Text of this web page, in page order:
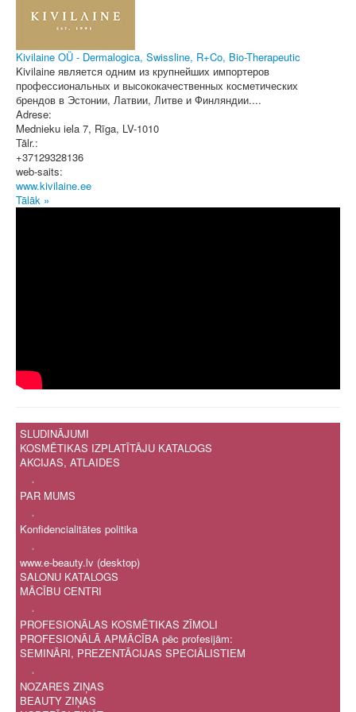
Kivilaine OÜ - Dermalogica, Swissline, R+Co, Bio-Therapeutic
Kivilaine является одним из крупнейших импортеров
профессиональных и высококачественных косметических
брендов в Эстонии, Латвии, Литве и Финляндии....
Adrese:
Mednieku iela 7, Rīga, LV-1010
Tālr.:
+37129328136
web-saits:
www.kivilaine.ee
Tālāk »
SLUDINĀJUMI
KOSMĒTIKAS IZPLATĪTĀJU KATALOGS
AKCIJAS, ATLAIDES
.
PAR MUMS
.
Konfidencialitātes politika
.
www.e-beauty.lv (desktop)
SALONU KATALOGS
MĀCĪBU CENTRI
.
PROFESIONĀLAS KOSMĒTIKAS ZĪMOLI
PROFESIONĀLĀ APMĀCĪBA pēc profesijām:
SEMINĀRI, PREZENTĀCIJAS SPECIĀLISTIEM
.
NOZARES ZIŅAS
BEAUTY ZIŅAS